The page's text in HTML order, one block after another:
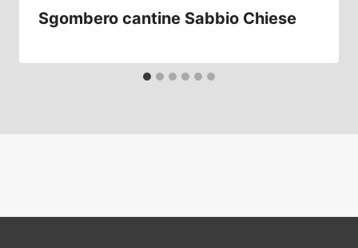
Sgombero cantine Sabbio Chiese